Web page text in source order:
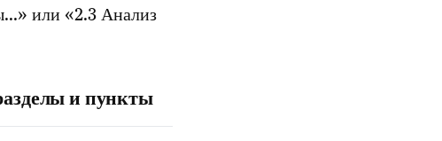
или «2.3 Анализ
и пункты